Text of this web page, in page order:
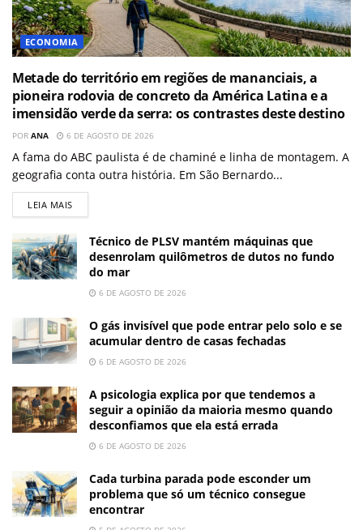
ECONOMIA
Metade do território em regiões de mananciais, a
pioneira rodovia de concreto da América Latina e a
imensidão verde da serra: os contrastes deste destino
POR ANA 6 DE AGOSTO DE 2026
A fama do ABC paulista é de chaminé e linha de montagem. A
geografia conta outra história. Em São Bernardo...
LEIA MAIS
Técnico de PLSV mantém máquinas que
desenrolam quilômetros de dutos no fundo
do mar
6 DE AGOSTO DE 2026
O gás invisível que pode entrar pelo solo e se
acumular dentro de casas fechadas
6 DE AGOSTO DE 2026
A psicologia explica por que tendemos a
seguir a opinião da maioria mesmo quando
desconfiamos que ela está errada
6 DE AGOSTO DE 2026
Cada turbina parada pode esconder um
problema que só um técnico consegue
encontrar